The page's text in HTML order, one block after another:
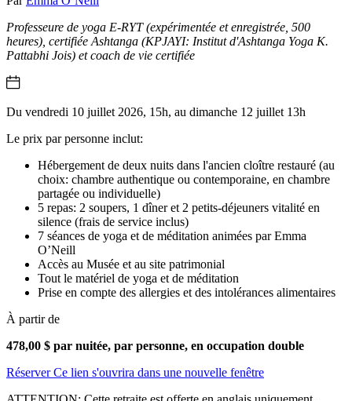
Professeure de yoga E-RYT (expérimentée et enregistrée, 500
heures), certifiée Ashtanga (KPJAYI: Institut d'Ashtanga Yoga K.
Pattabhi Jois) et coach de vie certifiée
Du vendredi 10 juillet 2026, 15h, au dimanche 12 juillet 13h
Le prix par personne inclut:
Hébergement de deux nuits dans l'ancien cloître restauré (au
choix: chambre authentique ou contemporaine, en chambre
partagée ou individuelle)
5 repas: 2 soupers, 1 dîner et 2 petits-déjeuners vitalité en
silence (frais de service inclus)
7 séances de yoga et de méditation animées par Emma
O’Neill
Accès au Musée et au site patrimonial
Tout le matériel de yoga et de méditation
Prise en compte des allergies et des intolérances alimentaires
À partir de
478,00 $ par nuitée, par personne, en occupation double
RéserverCe lien s'ouvrira dans une nouvelle fenêtre